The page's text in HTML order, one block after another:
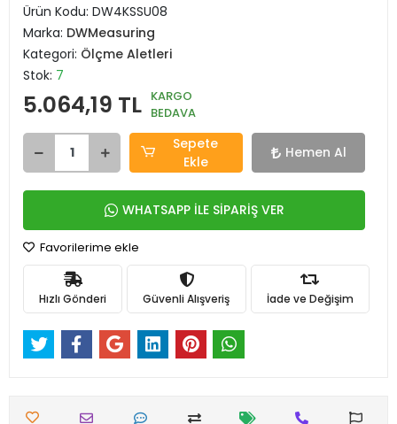
Ürün Kodu: DW4KSSU08
Marka: DWMeasuring
Kategori: Ölçme Aletleri
Stok: 7
5.064,19 TL KARGO
BEDAVA
Sepete
Ekle
Hemen Al
WHATSAPP İLE SİPARİŞ VER
Favorilerime ekle
Hızlı Gönderi Güvenli Alışveriş İade ve Değişim